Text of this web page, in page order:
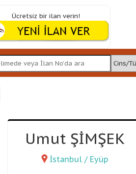
Ücretsiz bir ilan verin!
Umut ŞİMŞEK
İstanbul / Eyüp